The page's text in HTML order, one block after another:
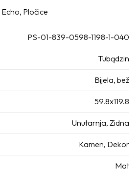
Echo, Pločice
PS-01-839-0598-1198-1-040
Tubądzin
Bijela, bež
59.8x119.8
Unutarnja, Zidna
Kamen, Dekor
Mat